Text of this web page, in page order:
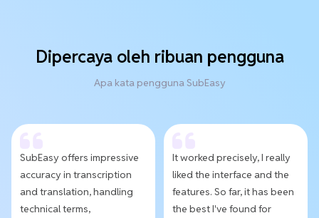
Dipercaya oleh ribuan pengguna
Apa kata pengguna SubEasy
SubEasy offers impressive
accuracy in transcription
and translation, handling
technical terms,
It worked precisely, I really
liked the interface and the
features. So far, it has been
the best I've found for